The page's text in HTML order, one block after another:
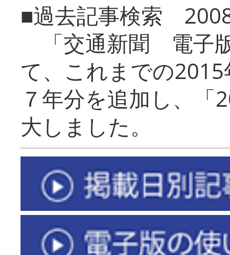
■過去記事検索
「交通新聞 電子
て、これまでの
７年分を追加し、「
大しまし